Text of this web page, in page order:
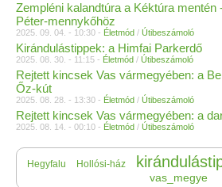
Zempléni kalandtúra a Kéktúra mentén
Péter-mennykőhöz
2025. 09. 04. - 10:30 - Életmód / Útibeszámoló
Kirándulástippek: a Himfai Parkerdő
2025. 08. 30. - 11:15 - Életmód / Útibeszámoló
Rejtett kincsek Vas vármegyében: a
Őz-kút
2025. 08. 28. - 13:30 - Életmód / Útibeszámoló
Rejtett kincsek Vas vármegyében: a
2025. 08. 14. - 00:10 - Életmód / Útibeszámoló
Hegyfalu Hollósi-ház
vas_megye